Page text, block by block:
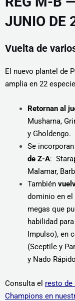
JUNIO DE
Vuelta de
El nuevo plantel de
amplia en 22
Retornan al
Musharna,
y Gholdengo.
Se
de Z-A:
Malamar,
También
dominio en
megas que
habilidad
Impulso), en
(Sceptile y
y Nado
Consulta el resto de
Champions en